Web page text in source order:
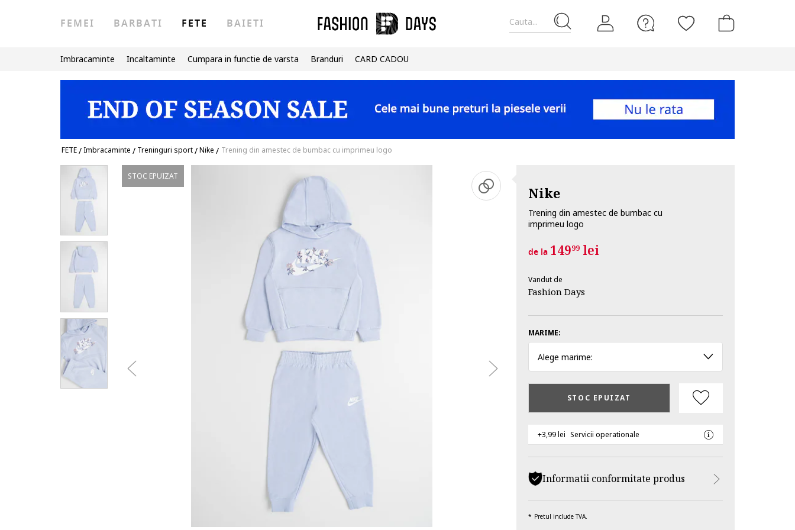
Cauta...
FEMEI BARBATI FETE BAIETI
Imbracaminte Incaltaminte Cumpara in functie de varsta Branduri CARD CADOU
FETE/Imbracaminte / Treninguri sport/Nike / Trening din amestec de bumbac cu imprimeu logo
STOC EPUIZAT
Nike
Trening din amestec de bumbac cu
imprimeu logo
de la 14999lei
Vandut de
Fashion Days
MARIME:
Alege marime:
STOC EPUIZAT
+3,99 lei Servicii operationale
Informatii conformitate produs
Pretul include TVA.